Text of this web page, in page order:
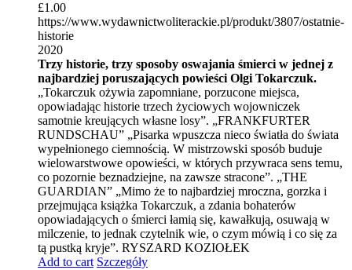
£1.00
https://www.wydawnictwoliterackie.pl/produkt/3807/ostatnie-
historie
2020
Trzy historie, trzy sposoby oswajania śmierci w jednej z
najbardziej poruszających powieści Olgi Tokarczuk.
„Tokarczuk ożywia zapomniane, porzucone miejsca,
opowiadając historie trzech życiowych wojowniczek
samotnie kreujących własne losy”. „FRANKFURTER
RUNDSCHAU” „Pisarka wpuszcza nieco światła do świata
wypełnionego ciemnością. W mistrzowski sposób buduje
wielowarstwowe opowieści, w których przywraca sens temu,
co pozornie beznadziejne, na zawsze stracone”. „THE
GUARDIAN” „Mimo że to najbardziej mroczna, gorzka i
przejmująca książka Tokarczuk, a zdania bohaterów
opowiadających o śmierci łamią się, kawałkują, osuwają w
milczenie, to jednak czytelnik wie, o czym mówią i co się za
tą pustką kryje”. RYSZARD KOZIOŁEK
Add to cart Szczegóły